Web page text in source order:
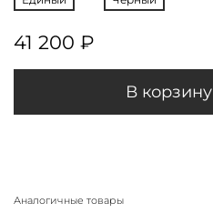
41 200 ₽
В корзину
Аналогичные товары